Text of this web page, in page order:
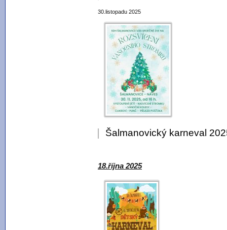
30.listopadu 2025
Šalmanovický karneval
18.října 2025